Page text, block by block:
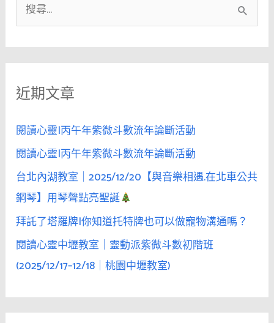
尋
關
字
近期文章
閱讀心靈|丙午年紫微斗數流年論斷活動
閱讀心靈|丙午年紫微斗數流年論斷活動
台北內湖教室｜2025/12/20【與音樂相遇.在北車公共
鋼琴】用琴聲點亮聖誕
拜託了塔羅牌|你知道托特牌也可以做寵物溝通嗎？
閱讀心靈中壢教室｜靈動派紫微斗數初階班
(2025/12/17–12/18｜桃園中壢教室)